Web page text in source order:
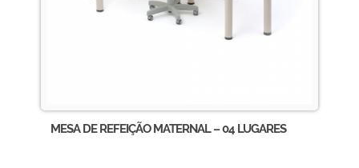
MESA DE REFEIÇÃO MATERNAL – 04 LUGARES